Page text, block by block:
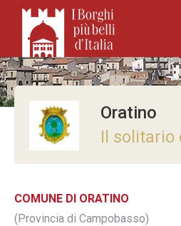
Oratino
Il solitario
COMUNE DI ORATINO
(Provincia di Campobasso)